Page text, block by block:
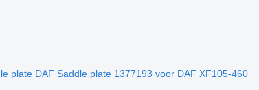
plate DAF Saddle plate 1377193 voor DAF XF105-460